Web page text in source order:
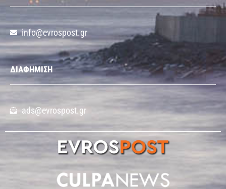
info@evrospost.gr
ΔΙΑΦΗΜΙΣΗ
ads@evrospost.gr